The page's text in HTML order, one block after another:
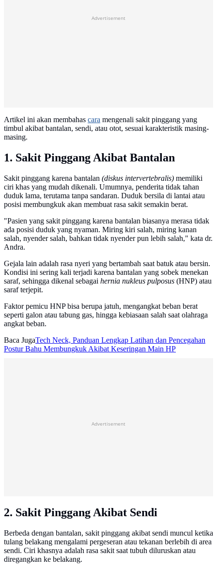
Advertisement
Artikel ini akan membahas cara mengenali sakit pinggang yang
timbul akibat bantalan, sendi, atau otot, sesuai karakteristik masing-
masing.
1. Sakit Pinggang Akibat Bantalan
Sakit pinggang karena bantalan (diskus intervertebralis) memiliki
ciri khas yang mudah dikenali. Umumnya, penderita tidak tahan
duduk lama, terutama tanpa sandaran. Duduk bersila di lantai atau
posisi membungkuk akan membuat rasa sakit semakin berat.
"Pasien yang sakit pinggang karena bantalan biasanya merasa tidak
ada posisi duduk yang nyaman. Miring kiri salah, miring kanan
salah, nyender salah, bahkan tidak nyender pun lebih salah," kata dr.
Andra.
Gejala lain adalah rasa nyeri yang bertambah saat batuk atau bersin.
Kondisi ini sering kali terjadi karena bantalan yang sobek menekan
saraf, sehingga dikenal sebagai hernia nukleus pulposus (HNP) atau
saraf terjepit.
Faktor pemicu HNP bisa berupa jatuh, mengangkat beban berat
seperti galon atau tabung gas, hingga kebiasaan salah saat olahraga
angkat beban.
Baca JugaTech Neck, Panduan Lengkap Latihan dan Pencegahan
Postur Bahu Membungkuk Akibat Keseringan Main HP
Advertisement
2. Sakit Pinggang Akibat Sendi
Berbeda dengan bantalan, sakit pinggang akibat sendi muncul ketika
tulang belakang mengalami pergeseran atau tekanan berlebih di area
sendi. Ciri khasnya adalah rasa sakit saat tubuh diluruskan atau
diregangkan ke belakang.